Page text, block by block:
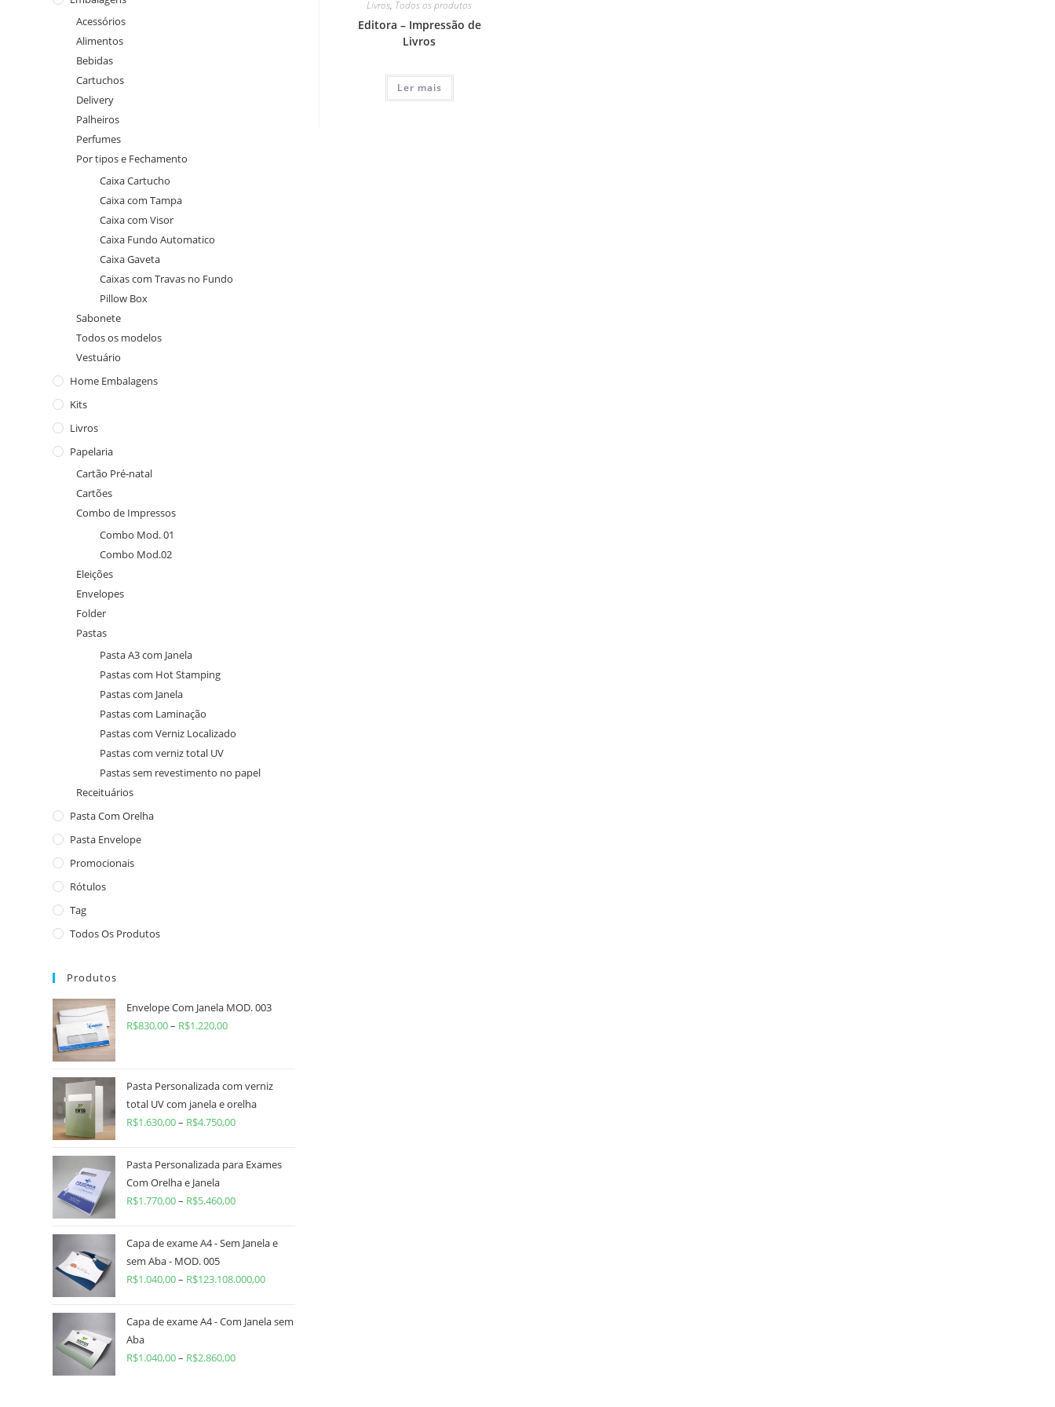
Livros, Todos os produtos
Editora – Impressão de
Livros
Ler mais
Acessórios
Alimentos
Bebidas
Cartuchos
Delivery
Palheiros
Perfumes
Por tipos e Fechamento
Caixa Cartucho
Caixa com Tampa
Caixa com Visor
Caixa Fundo Automatico
Caixa Gaveta
Caixas com Travas no Fundo
Pillow Box
Sabonete
Todos os modelos
Vestuário
Home Embalagens
Kits
Livros
Papelaria
Cartão Pré-natal
Cartões
Combo de Impressos
Combo Mod. 01
Combo Mod.02
Eleições
Envelopes
Folder
Pastas
Pasta A3 com Janela
Pastas com Hot Stamping
Pastas com Janela
Pastas com Laminação
Pastas com Verniz Localizado
Pastas com verniz total UV
Pastas sem revestimento no papel
Receituários
Pasta Com Orelha
Pasta Envelope
Promocionais
Rótulos
Tag
Todos Os Produtos
Produtos
Envelope Com Janela MOD. 003
R$830,00– R$1.220,00
Pasta Personalizada com verniz
total UV com janela e orelha
R$1.630,00– R$4.750,00
Pasta Personalizada para Exames
Com Orelha e Janela
R$1.770,00– R$5.460,00
Capa de exame A4 - Sem Janela e
sem Aba - MOD. 005
R$1.040,00– R$123.108.000,00
Capa de exame A4 - Com Janela sem
Aba
R$1.040,00– R$2.860,00